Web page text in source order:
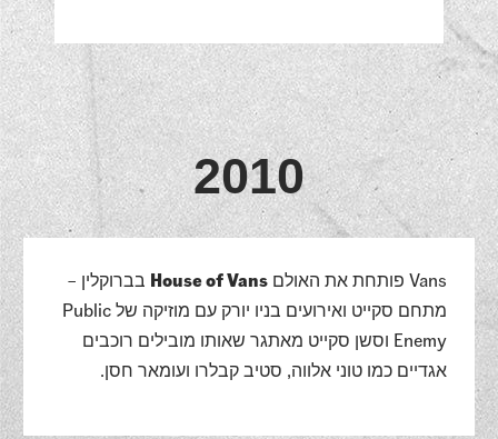
2010
Vans פותחת את האולם House of Vans בברוקלין –
מתחם סקייט ואירועים בניו יורק עם מוזיקה של Public
Enemy וסשן סקייט מאתגר שאותו מובילים רוכבים
אגדיים כמו טוני אלווה, סטיב קבלרו ועומאר חסן.